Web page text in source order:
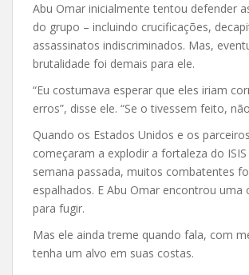
Abu Omar inicialmente tentou defender
do grupo – incluindo crucificações,
assassinatos indiscriminados. Mas,
brutalidade foi demais para ele.
“Eu costumava esperar que eles iriam
erros”, disse ele. “Se o tivessem feito,
Quando os Estados Unidos e os
começaram a explodir a fortaleza do
semana passada, muitos combatentes
espalhados. E Abu Omar encontrou uma
para fugir.
Mas ele ainda treme quando fala, com
tenha um alvo em suas costas.